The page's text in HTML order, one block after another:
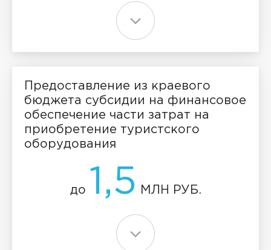
Предоставление из краевого
бюджета субсидии на финансовое
обеспечение части затрат на
приобретение туристского
оборудования
до 1,5 МЛН РУБ.